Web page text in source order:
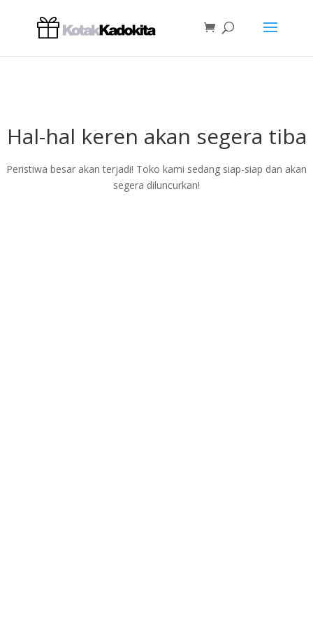
Hal-hal keren akan segera tiba
Peristiwa besar akan terjadi! Toko kami sedang siap-siap dan akan
segera diluncurkan!